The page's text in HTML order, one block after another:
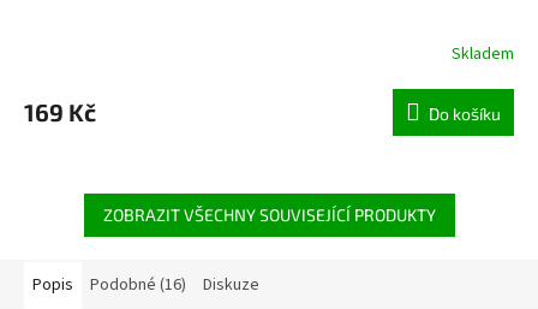
Skladem
169 Kč Do košíku
ZOBRAZIT VŠECHNY SOUVISEJÍCÍ PRODUKTY
Popis Podobné (16) Diskuze